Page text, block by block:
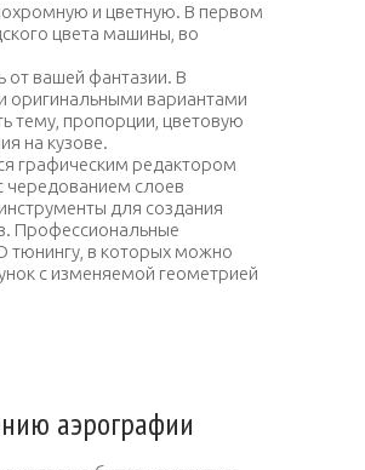
и цветную. В первом
цвета машины, во
от вашей фантазии. В
оригинальными вариантами
тему, пропорции, цветовую
на кузове.
графическим редактором
чередованием слоев
для создания
Профессиональные
тюнингу, в которых можно
с изменяемой геометрией
аэрографии